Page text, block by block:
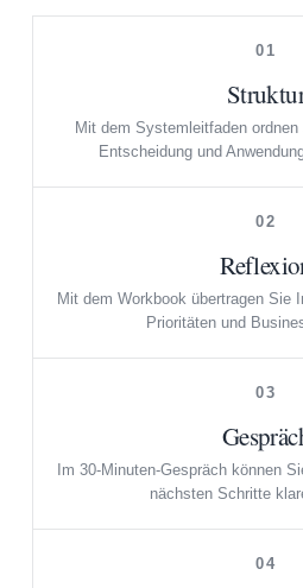
01
Mit dem Systemleitfaden ordnen
Entscheidung und
02
Mit dem Workbook übertragen Sie
Prioritäten und
03
Im 30-Minuten-Gespräch können
nächsten Schritte
04